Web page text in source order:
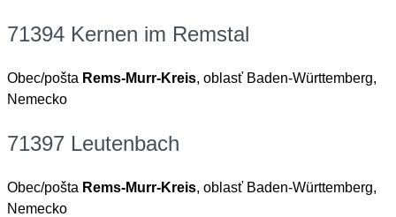
71394 Kernen im Remstal
Obec/pošta Rems-Murr-Kreis, oblasť Baden-Württemberg,
Nemecko
71397 Leutenbach
Obec/pošta Rems-Murr-Kreis, oblasť Baden-Württemberg,
Nemecko